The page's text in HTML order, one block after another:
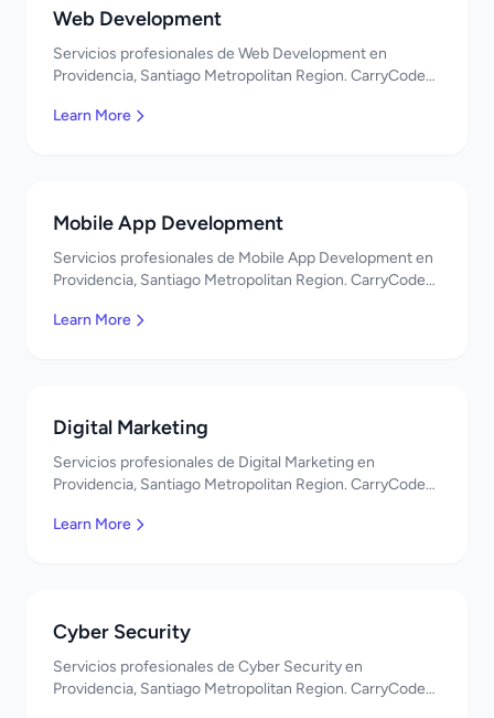
Web Development
Servicios profesionales de Web Development en
Providencia, Santiago Metropolitan Region. CarryCode
¡Bienvenidos!
Learn More
Mobile App Development
Servicios profesionales de Mobile App Development en
Providencia, Santiago Metropolitan Region. CarryCode
¡Bienvenidos!
Learn More
Digital Marketing
Servicios profesionales de Digital Marketing en
Providencia, Santiago Metropolitan Region. CarryCode
¡Bienvenidos!
Learn More
Cyber Security
Servicios profesionales de Cyber Security en
Providencia, Santiago Metropolitan Region. CarryCode